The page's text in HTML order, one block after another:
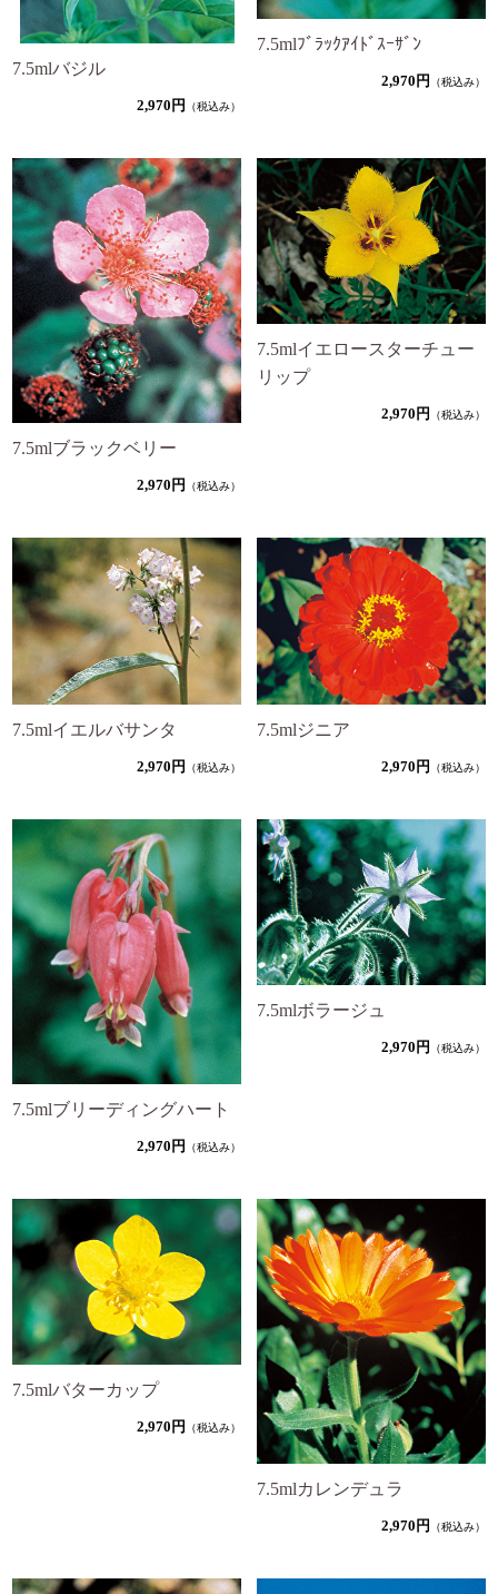
7.5mlバジル
2,970円 （税込み）
7.5mlﾌﾞﾗｯｸｱｲﾄﾞｽｰｻﾞﾝ
2,970円 （税込み）
7.5mlブラックベリー
2,970円 （税込み）
7.5mlイエロースターチュー
リップ
2,970円 （税込み）
7.5mlイエルバサンタ
2,970円 （税込み）
7.5mlジニア
2,970円 （税込み）
7.5mlブリーディングハート
2,970円 （税込み）
7.5mlボラージュ
2,970円 （税込み）
7.5mlバターカップ
2,970円 （税込み）
7.5mlカレンデュラ
2,970円 （税込み）